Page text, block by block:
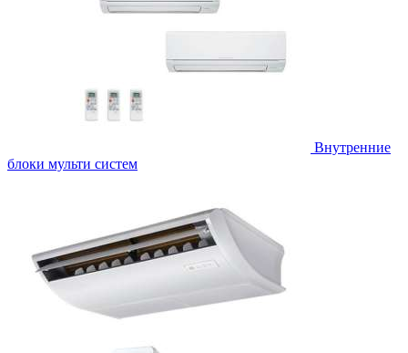
Внутренние
блоки мульти систем